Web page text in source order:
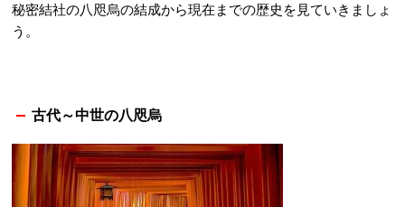
秘密結社の八咫烏の結成から現在までの歴史を見ていきましょ
う。
古代～中世の八咫烏